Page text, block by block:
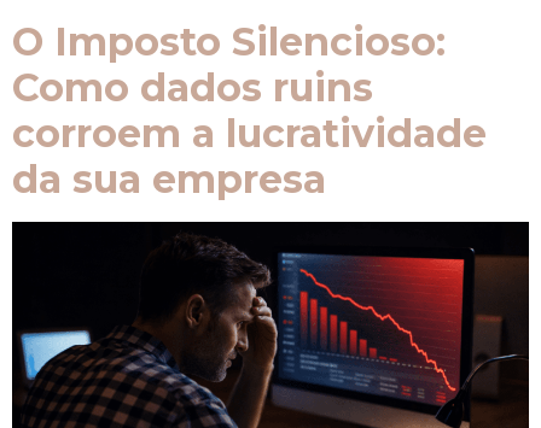
O Imposto Silencioso:
Como dados ruins
corroem a lucratividade
da sua empresa